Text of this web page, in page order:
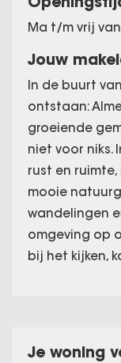
Ma t/m vrij van
Jouw
In de buurt
ontstaan:
groeiende
niet voor niks.
rust en
mooie
wandelingen
omgeving op
bij het kijken,
Je woning